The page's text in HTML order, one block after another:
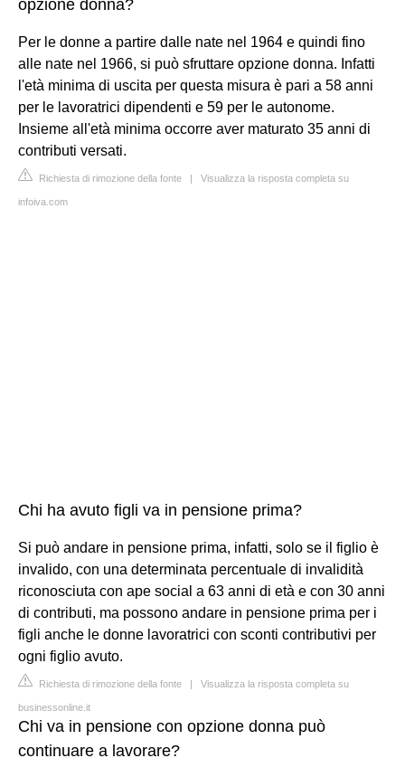
opzione donna?
Per le donne a partire dalle nate nel 1964 e quindi fino
alle nate nel 1966, si può sfruttare opzione donna. Infatti
l'età minima di uscita per questa misura è pari a 58 anni
per le lavoratrici dipendenti e 59 per le autonome.
Insieme all'età minima occorre aver maturato 35 anni di
contributi versati.
Richiesta di rimozione della fonte | Visualizza la risposta completa su
infoiva.com
Chi ha avuto figli va in pensione prima?
Si può andare in pensione prima, infatti, solo se il figlio è
invalido, con una determinata percentuale di invalidità
riconosciuta con ape social a 63 anni di età e con 30 anni
di contributi, ma possono andare in pensione prima per i
figli anche le donne lavoratrici con sconti contributivi per
ogni figlio avuto.
Richiesta di rimozione della fonte | Visualizza la risposta completa su
businessonline.it
Chi va in pensione con opzione donna può
continuare a lavorare?